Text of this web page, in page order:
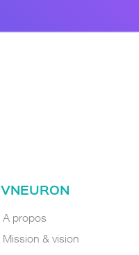
VNEURON
A propos
Mission & vision